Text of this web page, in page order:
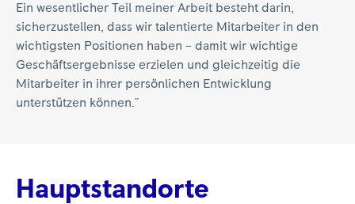
Ein wesentlicher Teil meiner Arbeit besteht darin,
sicherzustellen, dass wir talentierte Mitarbeiter in den
wichtigsten Positionen haben – damit wir wichtige
Geschäftsergebnisse erzielen und gleichzeitig die
Mitarbeiter in ihrer persönlichen Entwicklung
unterstützen können."
Hauptstandorte